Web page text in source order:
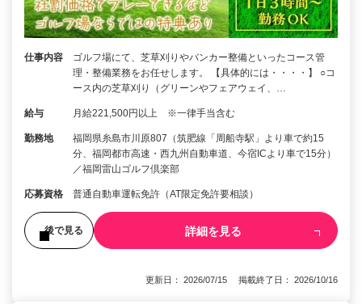
仕事内容
ゴルフ場にて、芝草刈りやバンカー整備といったコース管
理・整備業務をお任せします。 【具体的には・・・・】 ○コ
ース内の芝草刈り（グリーンやフェアウェイ、…
給与 月給221,500円以上 ※一律手当含む
勤務地
福岡県糸島市川原807（筑肥線「周船寺駅」より車で約15
分、福岡都市高速・西九州自動車道、今宿ICより車で15分）
／福岡雷山ゴルフ倶楽部
応募資格 普通自動車運転免許（AT限定免許要相談）
後で見る 詳細を見る
更新日： 2026/07/15 掲載終了日： 2026/10/16